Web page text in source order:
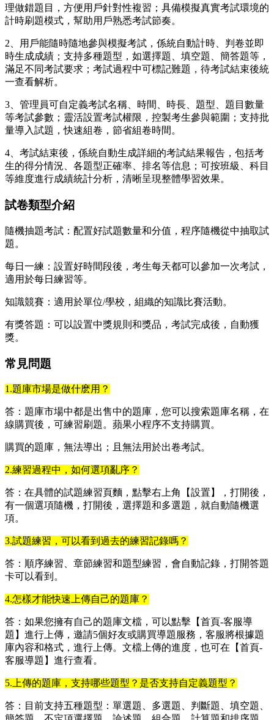
理做錯題目，方便用戶針對性複習；具備模擬真實考試環境的
計時刷題模式，幫助用戶熟悉考試節奏。
2、用戶能隨時隨地參與模擬考試，係統自動計時、判卷並即
時生成成績；支持多種題型，如選擇題、填空題、簡答題等，
滿足不同考試要求；考試過程中可標記難題，待考試結束後統
一查看解析。
3、管理員可自定義考試名稱、時間、時長、題型、題目數量
等考試參數；靈活設置考試權限，控製考生參與範圍；支持批
量導入試題，快速組卷，節省組卷時間。
4、考試結束後，係統自動生成詳細的考試結果報告，包括考
生的得分情況、各題型正確率、排名等信息；可按班級、科目
等維度進行成績統計分析，清晰呈現整體學習效果。
試卷類型介紹
隨機抽題考試：配置好試題數量和分值，程序隨機從中抽取試
題。
每日一練：設置好時間段後，考生每天都可以參加一次考試，
適用於每日練習等。
知識競賽：適用於單位/學校，組織的知識比賽活動。
有獎答題：可以設置中獎規則和獎品，考試完成後，自動獲
獎。
常見問題
1.題庫市場是做什麽用？
答：題庫市場中都是出售中的題庫，您可以搜索題庫名稱，在
線購買後，可練習刷題。蘋果小程序不支持購買。
購買的題庫，無法導出；且無法用於出卷考試。
2.練習過程中，如何選項亂序？
答：在具體的試題練習頁麵，點擊右上角【設置】，打開後，
有一個選項隨機，打開後，選擇題和多選題，就自動隨機選
項。
3.試題練習，可以看到過去的練習記錄嗎？
答：順序練習、章節練習和題型練習，會自動記錄，打開答題
卡可以看到。
4.怎樣才能快速上傳自己的題庫？
答：如果您擁有自己的題庫文檔，可以點擊【首頁-客服導
題】進行上傳，邀請5個好友或購買導題服務，客服將根據題
庫內容和格式，進行上傳。文檔上傳的進度，也可在【首頁-
客服導題】進行查看。
5.上傳的題庫，支持哪些題型？是否支持自定義題型？
答：目前支持五種題型：單選題、多選題、判斷題、填空題、